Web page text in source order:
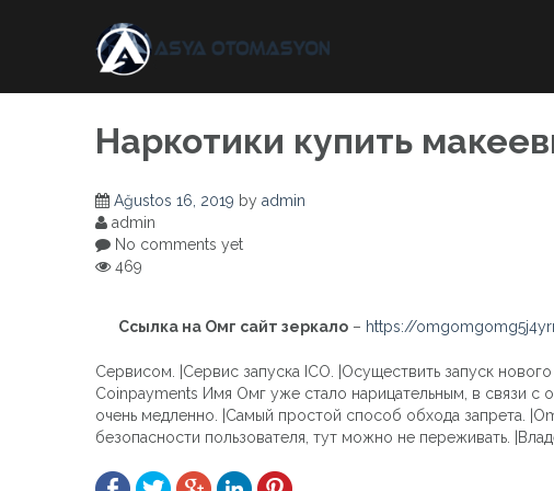
Наркотики купить
Ağustos 16, 2019 by admin
admin
No comments yet
469
Ссылка на Омг сайт зеркало – https://
Сервисом. |Сервис запуска ICO. |Осуществить запуск
Coinpayments Имя Омг уже стало нарицательным, в связи с
очень медленно. |Самый простой способ обхода запрета.
безопасности пользователя, тут можно не переживать.